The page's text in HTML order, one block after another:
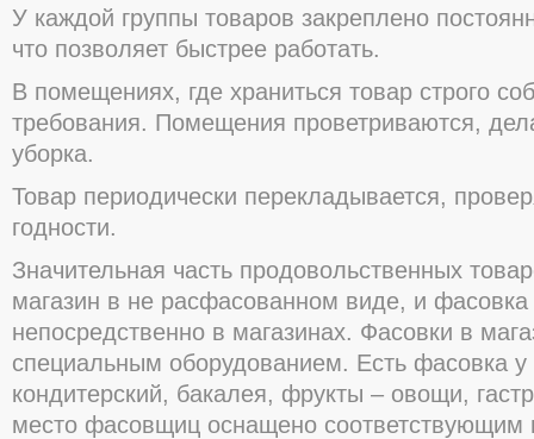
У каждой группы товаров закреплено
что позволяет быстрее работать.
В помещениях, где храниться товар строго
требования. Помещения проветриваются,
уборка.
Товар периодически перекладывается,
годности.
Значительная часть продовольственных
магазин в не расфасованном виде, и фасовка
непосредственно в магазинах. Фасовки в
специальным оборудованием. Есть фасовка у
кондитерский, бакалея, фрукты – овощи,
место фасовщиц оснащено соответствующим